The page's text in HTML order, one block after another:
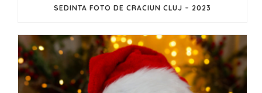
SEDINTA FOTO DE CRACIUN CLUJ – 2023